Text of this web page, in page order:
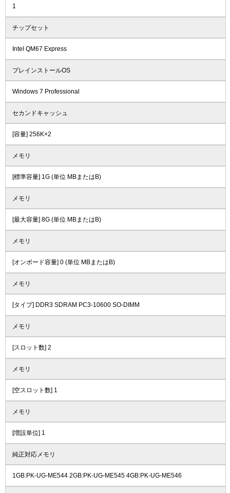
1
チップセット
Intel QM67 Express
プレインストールOS
Windows 7 Professional
セカンドキャッシュ
[容量] 256K×2
メモリ
[標準容量] 1G (単位 MBまたはB)
メモリ
[最大容量] 8G (単位 MBまたはB)
メモリ
[オンボード容量] 0 (単位 MBまたはB)
メモリ
[タイプ] DDR3 SDRAM PC3-10600 SO-DIMM
メモリ
[スロット数] 2
メモリ
[空スロット数] 1
メモリ
[増設単位] 1
純正対応メモリ
1GB:PK-UG-ME544 2GB:PK-UG-ME545 4GB:PK-UG-ME546